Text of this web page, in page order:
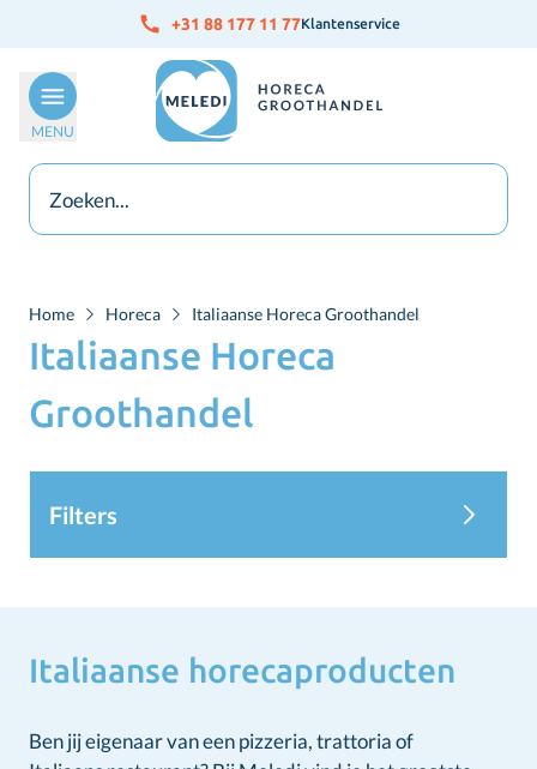
Ga naar de inhoud +31 88 177 11 77Klantenservice
MENU
Home Horeca Italiaanse Horeca Groothandel
Italiaanse Horeca
Groothandel
Filters
Italiaanse horecaproducten
Ben jij eigenaar van een pizzeria, trattoria of